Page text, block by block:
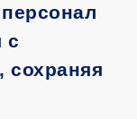
с
сохраняя